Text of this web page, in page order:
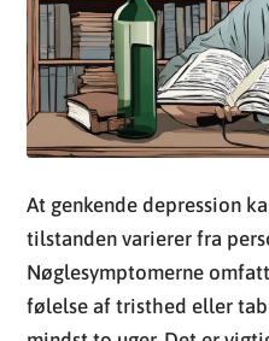
At genkende depression
tilstanden varierer fra
Nøglesymptomerne
følelse af tristhed eller
disse tegn og symptomer:
Vedvarende
humør.